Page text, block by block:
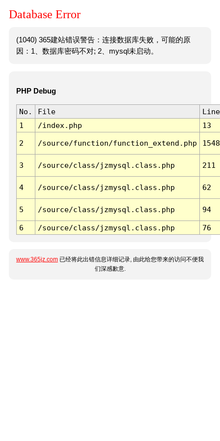
Database Error
(1040) 365建站错误警告：连接数据库失败，可能的原
因：1、数据库密码不对; 2、mysql未启动。
PHP Debug
No. File
Line
1
/index.php 13
2 /source/function/function_extend.php 1548
3 /source/class/jzmysql.class.php 211
4 /source/class/jzmysql.class.php 62
5 /source/class/jzmysql.class.php 94
6 /source/class/jzmysql.class.php 76
www.365jz.com 已经将此出错信息详细记录, 由此给您带来的访问不便我
们深感歉意.